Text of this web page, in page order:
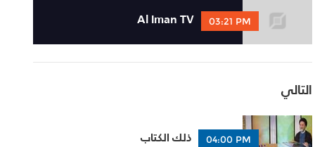
03:21 PM
Al Iman TV
التالي
04:00 PM ذلك الكتاب